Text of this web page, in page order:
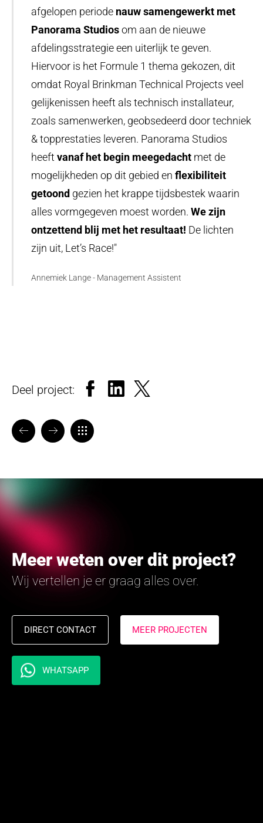
afgelopen periode nauw samengewerkt met
Panorama Studiosom aan de nieuwe
afdelingsstrategie een uiterlijk te geven.
Hiervoor is het Formule 1 thema gekozen, dit
omdat Royal Brinkman Technical Projects veel
gelijkenissen heeft als technisch installateur,
zoals samenwerken, geobsedeerd door techniek
& topprestaties leveren. Panorama Studios
heeft vanaf het begin meegedacht met de
mogelijkheden op dit gebied en flexibiliteit
getoond gezien het krappe tijdsbestek waarin
alles vormgegeven moest worden. We zijn
ontzettend blij met het resultaat! De lichten
zijn uit, Let’s Race!"
Annemiek Lange - Management Assistent
Deel project: Facebook
LinkedIn
VORIGEVOLGENDETERUG NAAR OVERZICHT
Meer weten over dit project?
Wij vertellen je er graag alles over.
DIRECT CONTACT MEER PROJECTEN
WHATSAPP